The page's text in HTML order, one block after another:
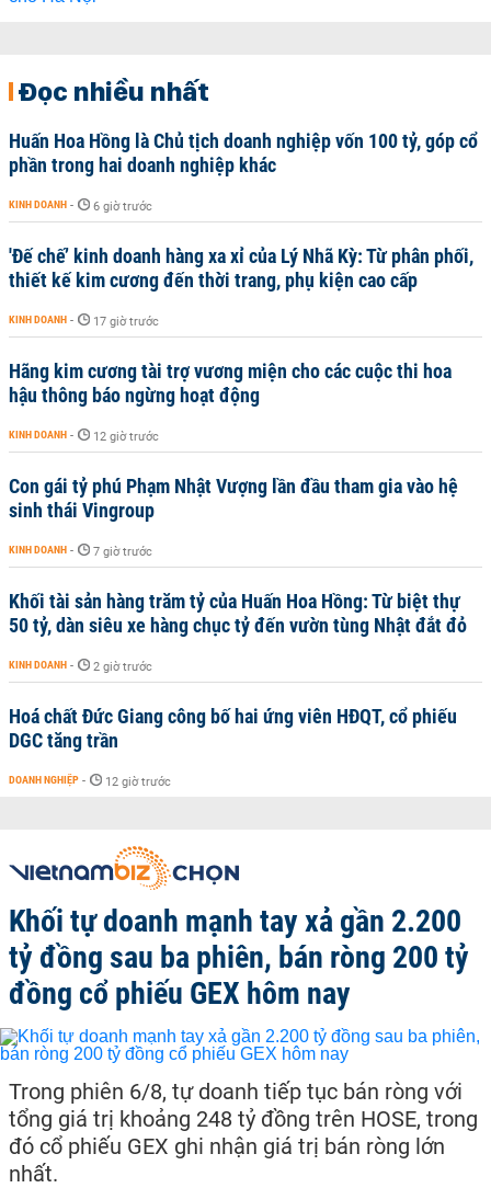
Đọc nhiều nhất
Huấn Hoa Hồng là Chủ tịch doanh nghiệp vốn 100 tỷ, góp cổ
phần trong hai doanh nghiệp khác
KINH DOANH - 6 giờ trước
'Đế chế’ kinh doanh hàng xa xỉ của Lý Nhã Kỳ: Từ phân phối,
thiết kế kim cương đến thời trang, phụ kiện cao cấp
KINH DOANH - 17 giờ trước
Hãng kim cương tài trợ vương miện cho các cuộc thi hoa
hậu thông báo ngừng hoạt động
KINH DOANH - 12 giờ trước
Con gái tỷ phú Phạm Nhật Vượng lần đầu tham gia vào hệ
sinh thái Vingroup
KINH DOANH - 7 giờ trước
Khối tài sản hàng trăm tỷ của Huấn Hoa Hồng: Từ biệt thự
50 tỷ, dàn siêu xe hàng chục tỷ đến vườn tùng Nhật đắt đỏ
KINH DOANH - 2 giờ trước
Hoá chất Đức Giang công bố hai ứng viên HĐQT, cổ phiếu
DGC tăng trần
DOANH NGHIỆP - 12 giờ trước
Khối tự doanh mạnh tay xả gần 2.200
tỷ đồng sau ba phiên, bán ròng 200 tỷ
đồng cổ phiếu GEX hôm nay
Trong phiên 6/8, tự doanh tiếp tục bán ròng với
tổng giá trị khoảng 248 tỷ đồng trên HOSE, trong
đó cổ phiếu GEX ghi nhận giá trị bán ròng lớn
nhất.